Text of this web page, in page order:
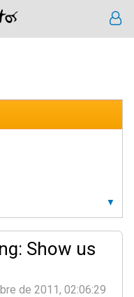
Show us
de 2011, 02:06:29